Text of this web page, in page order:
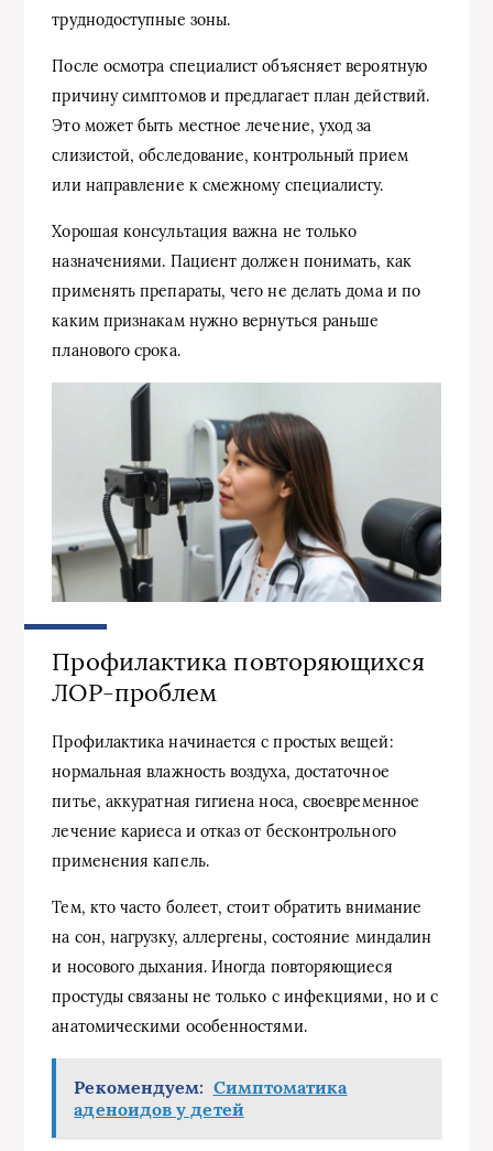
труднодоступные зоны.
После осмотра специалист объясняет вероятную
причину симптомов и предлагает план действий.
Это может быть местное лечение, уход за
слизистой, обследование, контрольный прием
или направление к смежному специалисту.
Хорошая консультация важна не только
назначениями. Пациент должен понимать, как
применять препараты, чего не делать дома и по
каким признакам нужно вернуться раньше
планового срока.
Профилактика повторяющихся
ЛОР-проблем
Профилактика начинается с простых вещей:
нормальная влажность воздуха, достаточное
питье, аккуратная гигиена носа, своевременное
лечение кариеса и отказ от бесконтрольного
применения капель.
Тем, кто часто болеет, стоит обратить внимание
на сон, нагрузку, аллергены, состояние миндалин
и носового дыхания. Иногда повторяющиеся
простуды связаны не только с инфекциями, но и с
анатомическими особенностями.
Рекомендуем: Симптоматика
аденоидов у детей